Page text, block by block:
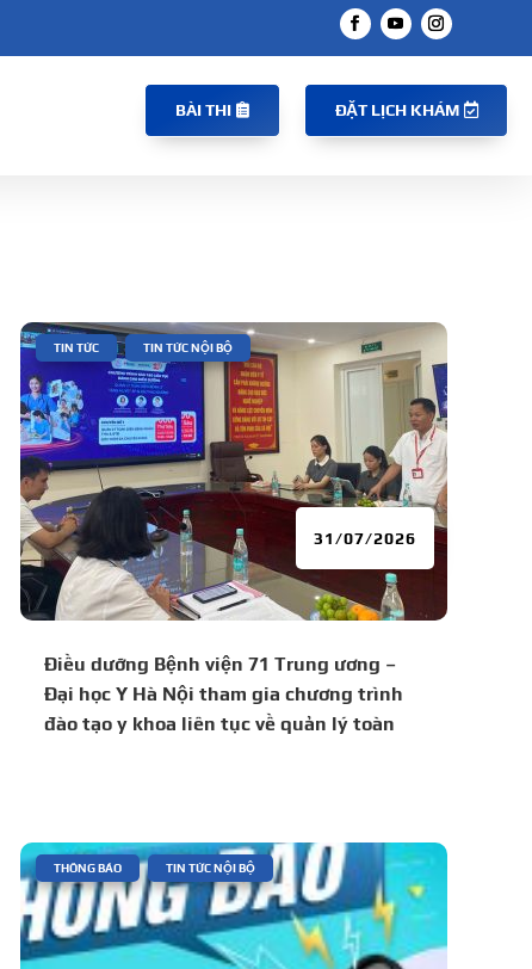
BÀI THI ĐẶT LỊCH KHÁM
Điều dưỡng Bệnh viện 71 Trung ương –
Đại học Y Hà Nội tham gia chương trình
đào tạo y khoa liên tục về quản lý toàn
31/07/2026
TIN TỨC TIN TỨC NỘI BỘ
THÔNG BÁO TIN TỨC NỘI BỘ